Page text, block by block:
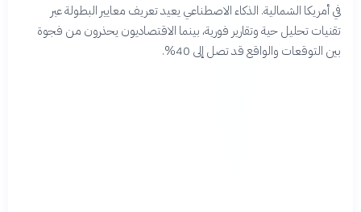
في أمريكا الشمالية. الذكاء الاصطناعي يعيد تعريف معايير البطولة عبر
تقنيات تحليل حية وتقارير فورية، بينما الاقتصاديون يحذرون من فجوة
بين التوقعات والواقع قد تصل إلى 40%.